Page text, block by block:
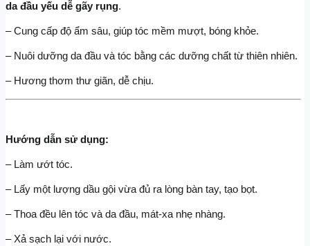
da đầu yếu dễ gãy rụng.
– Cung cấp độ ẩm sâu, giúp tóc mềm mượt, bóng khỏe.
– Nuôi dưỡng da đầu và tóc bằng các dưỡng chất từ thiên nhiên.
– Hương thơm thư giãn, dễ chịu.
Hướng dẫn sử dụng:
– Làm ướt tóc.
– Lấy một lượng dầu gội vừa đủ ra lòng bàn tay, tạo bọt.
– Thoa đều lên tóc và da đầu, mát-xa nhẹ nhàng.
– Xả sạch lại với nước.